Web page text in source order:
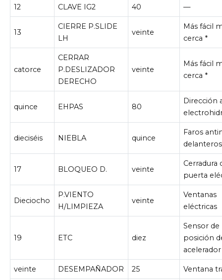
12 CLAVE IG2 40 —
13
CIERRE P.SLIDE
LH
veinte
Más fácil
cerca *
catorce
CERRAR
P.DESLIZADOR
DERECHO
veinte
Más fácil
cerca *
quince EHPAS 80
Dirección
dieciséis NIEBLA quince
Faros
17 BLOQUEO D. veinte
Cerradura
puerta
Dieciocho
P.VIENTO
H/LIMPIEZA
veinte
Ventanas
eléctricas
19 ETC diez
Sensor de
posición
acelerador
veinte DESEMPAÑADOR 25 Ventana